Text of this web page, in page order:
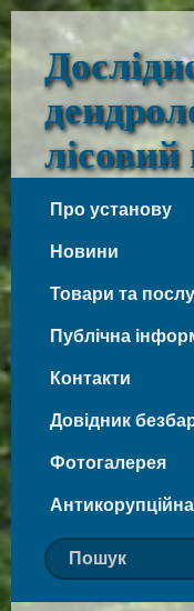
Веселі Боковеньки
Про установу
Новини
Товари та
Публічна
Контакти
Довідник
Фотогалерея
Антикорупційна